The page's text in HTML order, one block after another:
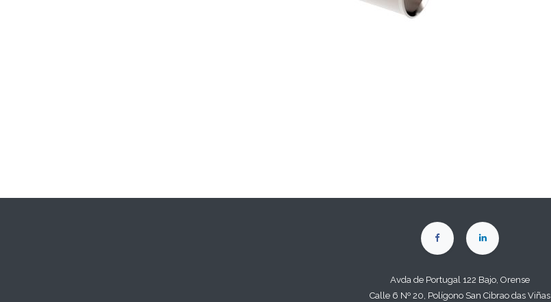
Avda de Portugal 122 Bajo, Orense
Calle 6 Nº 20, Polígono San Cibrao das Viñas